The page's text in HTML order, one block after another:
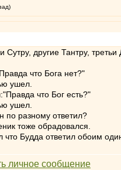
другие Тантру, третьи
что Бога нет?"
ушел.
что Бог есть?"
ушел.
по разному ответил?
тоже обрадовался.
Будда ответил обоим